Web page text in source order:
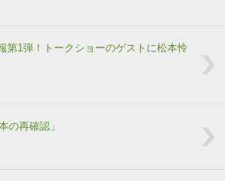
第1弾！トークショーのゲストに松本怜
の再確認」